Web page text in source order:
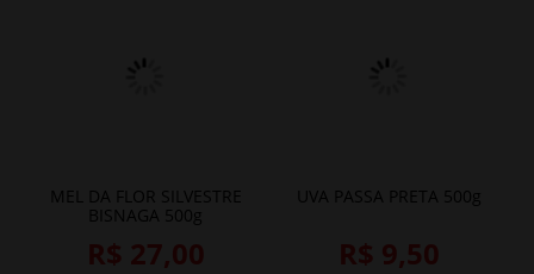
MEL DA FLOR SILVESTRE
BISNAGA 500g
R$ 27,00
UVA PASSA PRETA 500g
R$ 9,50